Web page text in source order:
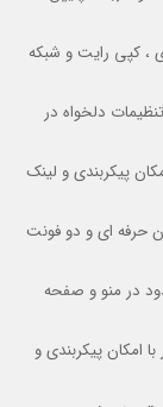
، کپی رایت و شبکه
دلخواه در
پیکربندی و لینک
حرفه ای و دو فونت
در منو و صفحه
امکان پیکربندی و